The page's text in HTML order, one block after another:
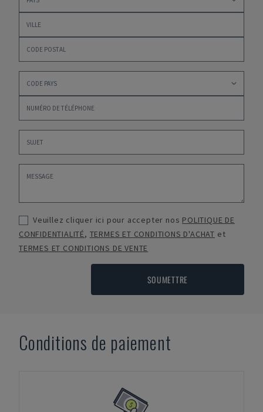
Veuillez cliquer ici pour accepter nos POLITIQUE DE
CONFIDENTIALITÉ, TERMES ET CONDITIONS D'ACHAT et
TERMES ET CONDITIONS DE VENTE
SOUMETTRE
Conditions de paiement